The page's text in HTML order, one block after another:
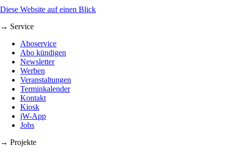
Diese Website auf einen Blick
→ Service
Aboservice
Abo kündigen
Newsletter
Werben
Veranstaltungen
Terminkalender
Kontakt
Kiosk
jW-App
Jobs
→ Projekte